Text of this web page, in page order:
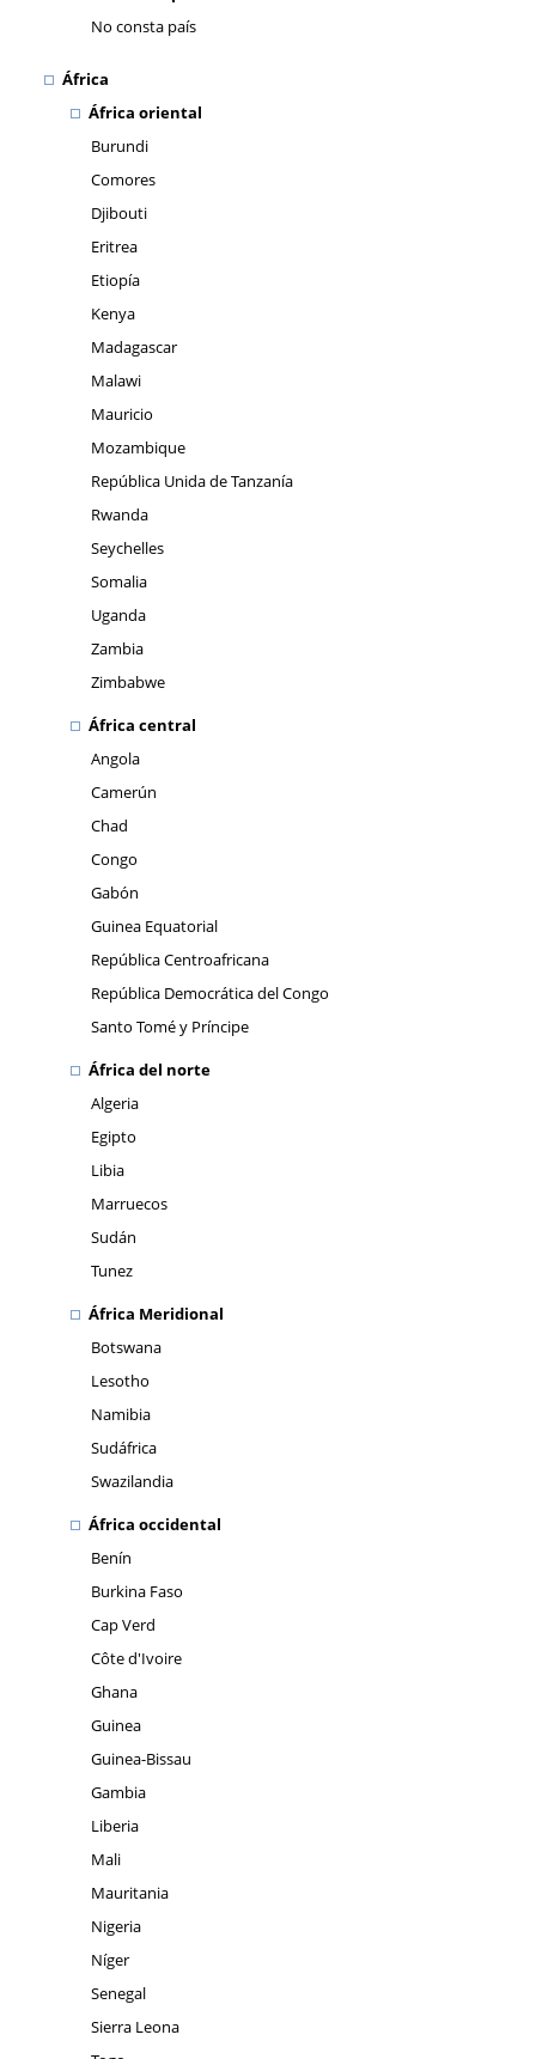
No consta país
África
África oriental
Burundi
Comores
Djibouti
Eritrea
Etiopía
Kenya
Madagascar
Malawi
Mauricio
Mozambique
República Unida de Tanzanía
Rwanda
Seychelles
Somalia
Uganda
Zambia
Zimbabwe
África central
Angola
Camerún
Chad
Congo
Gabón
Guinea Equatorial
República Centroafricana
República Democrática del Congo
Santo Tomé y Príncipe
África del norte
Algeria
Egipto
Libia
Marruecos
Sudán
Tunez
África Meridional
Botswana
Lesotho
Namibia
Sudáfrica
Swazilandia
África occidental
Benín
Burkina Faso
Cap Verd
Côte d'Ivoire
Ghana
Guinea
Guinea-Bissau
Gambia
Liberia
Mali
Mauritania
Nigeria
Níger
Senegal
Sierra Leona